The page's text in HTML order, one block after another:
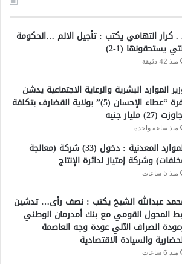
. كرار التهامي يكتب : تأجيل الالم …الحكومة
يستحقونها (1-2)
منذ 42 دقيقة
الموارد البشرية والرعاية الاجتماعية يدشن
نفرة “عطاء الإحسان (5)” بولاية القضارف بتكلفة
(27) مليار جنيه
منذ ساعة واحدة
الموارد المعدنية : دخول (33) شركة (معالجة
وشركة إمتياز لدائرة الإنتاج
منذ 5 ساعات
عبدالله الشيخ يكتب : نصف رأى… تدشين
المحول القومي مع بنك أمدرمان الوطني
الصراف الآلي عودة وجه العاصمة
والسيادة الاقتصادية
منذ 6 ساعات